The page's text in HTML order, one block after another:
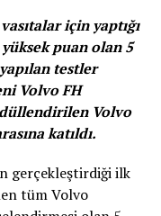
kalbinde
ve yüksek devirde
bir motor yatıyor.
sahip bu kompakt
sürüş deneyimine
için yaptığı
puan olan 5
testler
Volvo FH
Volvo
katıldı.
gerçekleştirdiği ilk
tüm Volvo